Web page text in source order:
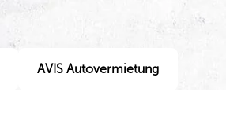
AVIS Autovermietung